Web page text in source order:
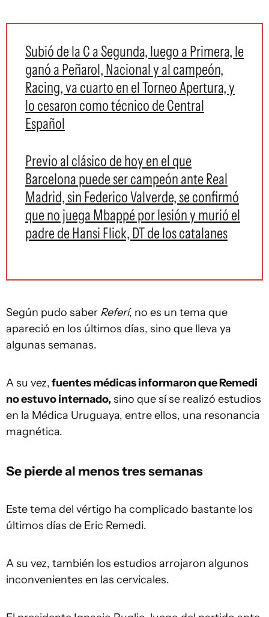
Subió de la C a Segunda, luego a Primera, le
ganó a Peñarol, Nacional y al campeón,
Racing, va cuarto en el Torneo Apertura, y
lo cesaron como técnico de Central
Español
Previo al clásico de hoy en el que
Barcelona puede ser campeón ante Real
Madrid, sin Federico Valverde, se confirmó
que no juega Mbappé por lesión y murió el
padre de Hansi Flick, DT de los catalanes
Según pudo saber Referí, no es un tema que
apareció en los últimos días, sino que lleva ya
algunas semanas.
A su vez,fuentes médicas informaron que Remedi
no estuvo internado, sino que sí se realizó estudios
en la Médica Uruguaya, entre ellos, una resonancia
magnética.
Se pierde al menos tres semanas
Este tema del vértigo ha complicado bastante los
últimos días de Eric Remedi.
A su vez, también los estudios arrojaron algunos
inconvenientes en las cervicales.